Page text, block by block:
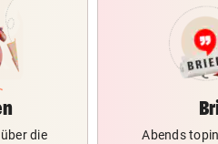
die
Abends